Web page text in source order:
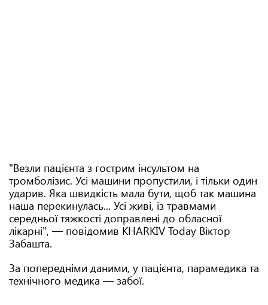
"Везли пацієнта з гострим інсультом на
тромболізис. Усі машини пропустили, і тільки один
ударив. Яка швидкість мала бути, щоб так машина
наша перекинулась... Усі живі, із травмами
середньої тяжкості доправлені до обласної
лікарні", — повідомив KHARKIV Today Віктор
Забашта.
За попередніми даними, у пацієнта, парамедика та
технічного медика — забої.